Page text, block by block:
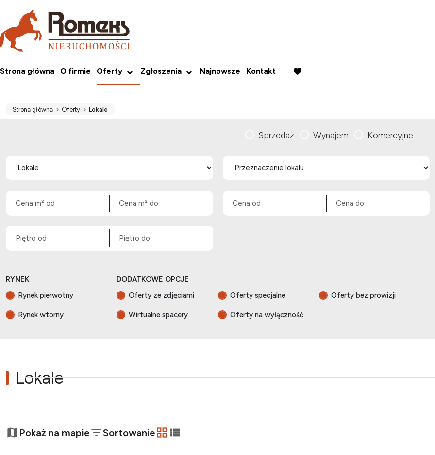
Strona główna O firmie Oferty Zgłoszenia Najnowsze Kontakt
favorite
Strona główna Oferty Lokale
Sprzedaż Wynajem Komercyjne
RYNEK
Rynek pierwotny
Rynek wtorny
DODATKOWE OPCJE
Oferty ze zdjęciami
Oferty specjalne Oferty bez prowizji
Wirtualne spacery Oferty na wyłączność
Lokale
−Pokaż na mapie Sortowanie
tabela
lista